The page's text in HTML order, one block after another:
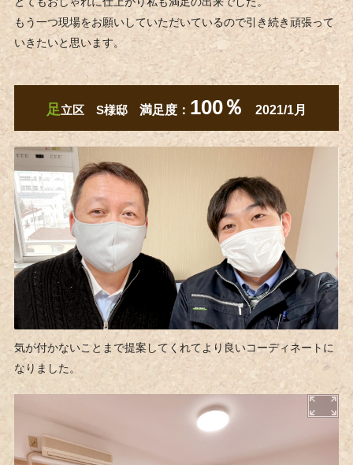
もう一つ現場をお願いしていただいているので引き続き頑張って
いきたいと思います。
足立区 S様邸 満足度： 100％ 2021/1月
気が付かないことまで提案してくれてより良いコーディネートに
なりました。